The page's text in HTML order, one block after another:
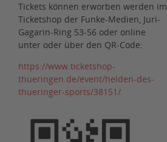
Tickets können erworben werden im
Ticketshop der Funke-Medien, Juri-
Gagarin-Ring 53-56 oder online
unter oder über den QR-Code:
https://www.ticketshop-
thueringen.de/event/helden-des-
thueringer-sports/38151/